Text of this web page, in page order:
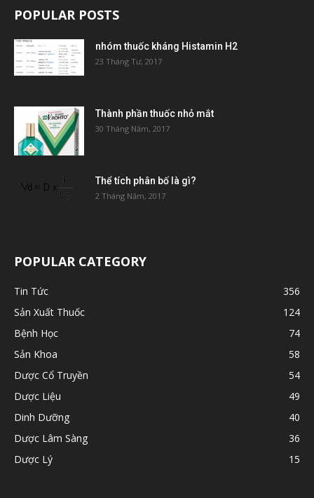
POPULAR POSTS
nhóm thuốc kháng Histamin H2
23 Tháng Tư, 2017
Thành phần thuốc nhỏ mắt
30 Tháng Năm, 2017
Thể tích phân bố là gì?
2 Tháng Năm, 2017
POPULAR CATEGORY
Tin Tức
356
Sản Xuất Thuốc
124
Bệnh Học
74
Sản Khoa
58
Dược Cổ Truyền
54
Dược Liệu
49
Dinh Dưỡng
40
Dược Lâm Sàng
36
Dược Lý
15